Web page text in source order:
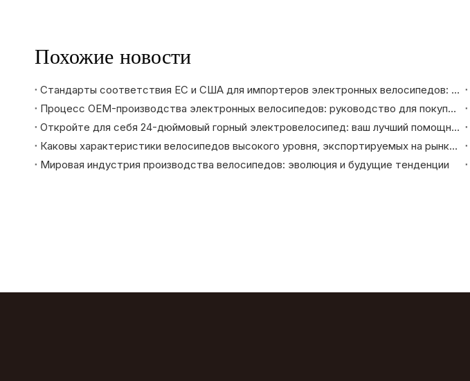
Похожие новости
Стандарты соответствия ЕС и США для импортеров электронных велосипедов: EN15194, CE, UL, Руководство CPSC.
Процесс OEM-производства электронных велосипедов: руководство для покупателя B2B
Откройте для себя 24-дюймовый горный электровелосипед: ваш лучший помощник в езде
Каковы характеристики велосипедов высокого уровня, экспортируемых на рынки Европы и Америки?
Мировая индустрия производства велосипедов: эволюция и будущие тенденции